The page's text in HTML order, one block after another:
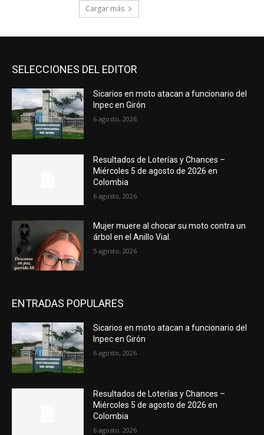
Cargar más
SELECCIONES DEL EDITOR
Sicarios en moto atacan a funcionario del
Inpec en Girón
6 agosto, 2026
Resultados de Loterías y Chances –
Miércoles 5 de agosto de 2026 en
Colombia
6 agosto, 2026
Mujer muere al chocar su moto contra un
árbol en el Anillo Vial.
5 agosto, 2026
ENTRADAS POPULARES
Sicarios en moto atacan a funcionario del
Inpec en Girón
6 agosto, 2026
Resultados de Loterías y Chances –
Miércoles 5 de agosto de 2026 en
Colombia
6 agosto, 2026